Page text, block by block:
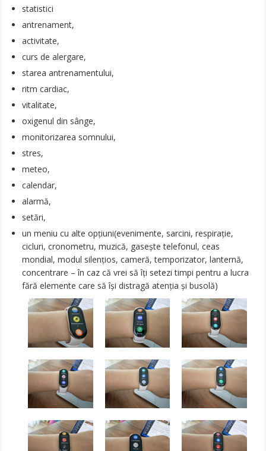
statistici
antrenament,
activitate,
curs de alergare,
starea antrenamentului,
ritm cardiac,
vitalitate,
oxigenul din sânge,
monitorizarea somnului,
stres,
meteo,
calendar,
alarmă,
setări,
un meniu cu alte opțiuni(evenimente, sarcini, respirație,
cicluri, cronometru, muzică, gasește telefonul, ceas
mondial, modul silențios, cameră, temporizator, lanternă,
concentrare – în caz că vrei să îți setezi timpi pentru a lucra
fără elemente care să își distragă atenția și busolă)